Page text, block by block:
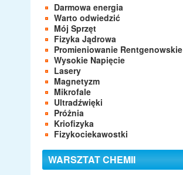
Darmowa energia
Warto odwiedzić
Mój Sprzęt
Fizyka Jądrowa
Promieniowanie Rentgenowskie
Wysokie Napięcie
Lasery
Magnetyzm
Mikrofale
Ultradźwięki
Próżnia
Kriofizyka
Fizykociekawostki
WARSZTAT CHEMII